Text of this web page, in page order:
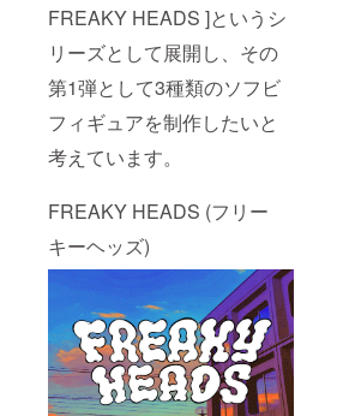
FREAKY HEADS ]というシ
リーズとして展開し、その
第1弾として3種類のソフビ
フィギュアを制作したいと
考えています。
FREAKY HEADS (フリー
キーヘッズ)